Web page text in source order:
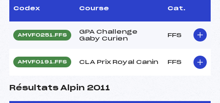
Codex Course Cat.
AMVF0251.FFS
GPA Challenge
Gaby Curien
FFS
AMVF0191.FFS CLA Prix Royal Canin FFS
Résultats Alpin 2011